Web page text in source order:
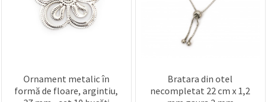
Ornament metalic în
formă de floare, argintiu,
Bratara din otel
necompletat 22 cm x 1,2